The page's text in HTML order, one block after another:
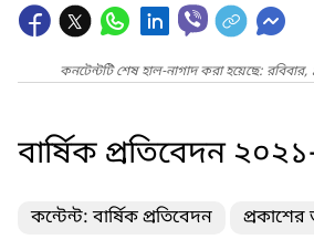
কনটেন্টটি শেষ হাল-নাগাদ করা হয়েছে:
বার্ষিক প্রতিবেদন
কন্টেন্ট: বার্ষিক প্রতিবেদন প্রকাশের